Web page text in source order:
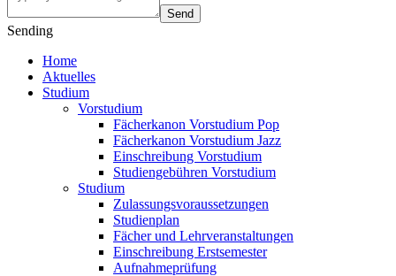
Send
Sending
Home
Aktuelles
Studium
Vorstudium
Fächerkanon Vorstudium Pop
Fächerkanon Vorstudium Jazz
Einschreibung Vorstudium
Studiengebühren Vorstudium
Studium
Zulassungsvoraussetzungen
Studienplan
Fächer und Lehrveranstaltungen
Einschreibung Erstsemester
Aufnahmeprüfung